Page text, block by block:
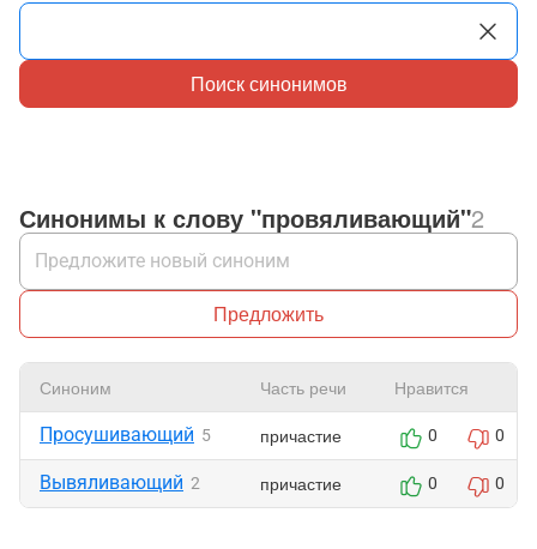
Поиск синонимов
Синонимы к слову "провяливающий"2
Предложить
Синоним Часть речи Нравится
Просушивающий 5 причастие 0 0
Вывяливающий 2 причастие 0 0